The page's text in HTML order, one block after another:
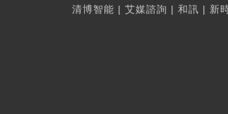
清博智能 | 艾媒諮詢 | 和訊 | 新